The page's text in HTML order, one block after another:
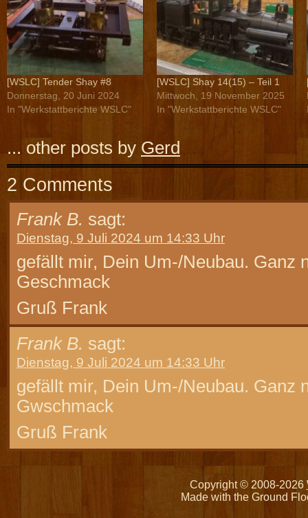
[WSLC] Tender Shay #8
Donnerstag, 20 Juni 2024
In "Werkstattberichte WSLC"
[WSLC] Shay 14(15) – Teil 1
Mittwoch, 19 November 2025
In "Werkstattberichte WSLC"
... other posts by Gerd
2 Comments
Frank B. sagt:
Dienstag, 9 Juli 2024 um 14:33 Uhr
gefällt mir, Dein Um-/Neubau. Ganz
Geschmack
Gruß Frank
Frank B. sagt:
Dienstag, 9 Juli 2024 um 14:33 Uhr
gefällt mir, Dein Um-/Neubau. Ganz
Gwschmack
Gruß Frank
Copyright © 2008-2026
Made with the Ground